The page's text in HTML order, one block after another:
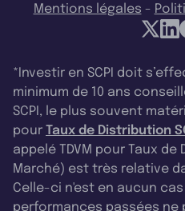
Mentions légales -
*Investir en SCPI doit
minimum de 10 ans
SCPI, le plus souvent
pour Taux de Distribution
appelé TDVM pour Taux
Marché) est très relative
Celle-ci n'est en aucun
performances passées ne